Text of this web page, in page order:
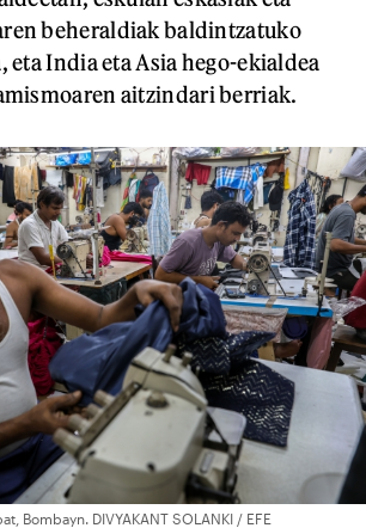
beheraldiak baldintzatuko
eta India eta Asia hego-ekialdea
aitzindari berriak.
Bombayn. DIVYAKANT SOLANKI / EFE